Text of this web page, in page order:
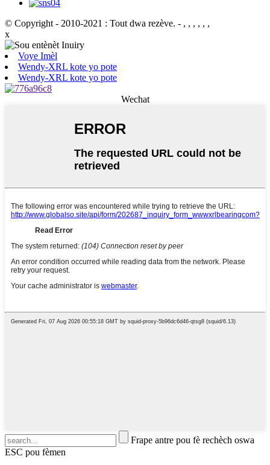
© Copyright - 2010-2021 : Tout dwa rezève. - , , , , , ,
x
Voye Imèl
Wendy-XRL kote yo pote
Wendy-XRL kote yo pote
Wechat
Frape antre pou fè rechèch oswa
ESC pou fèmen